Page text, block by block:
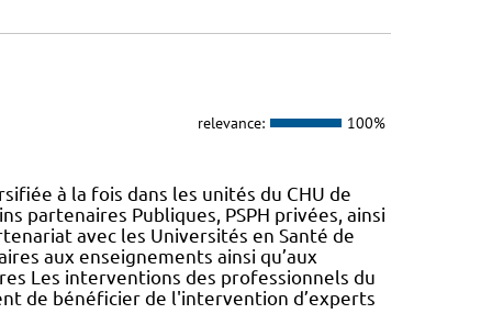
relevance: 100%
à la fois dans les unités du CHU de
partenaires Publiques, PSPH privées, ainsi
avec les Universités en Santé de
aux enseignements ainsi qu’aux
Les interventions des professionnels du
de bénéficier de l'intervention d’experts